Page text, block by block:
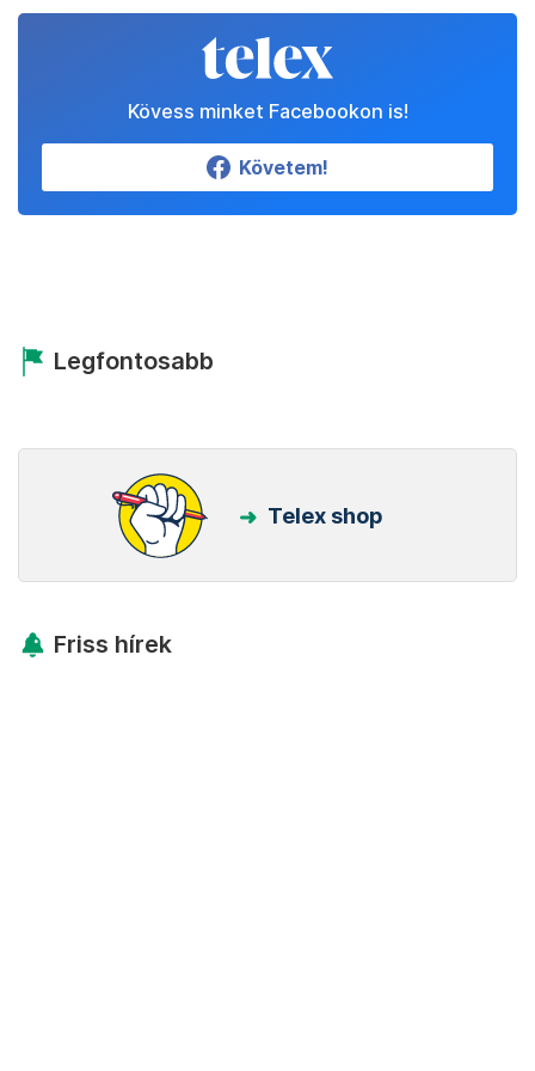
Kövess minket Facebookon is!
Követem!
Legfontosabb
Telex shop
Friss hírek